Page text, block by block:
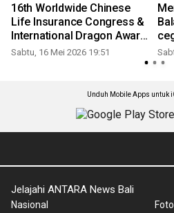
16th Worldwide Chinese
Life Insurance Congress &
International Dragon Award
(IDA) Annual Conference
Sabtu, 16 Mei 2026 19:51
Unduh Mobile Apps untuk
Jelajahi ANTARA News Bali
Nasional Foto